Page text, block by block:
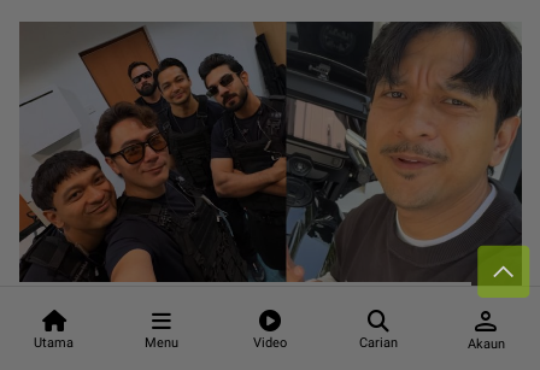
Utama Menu Video Carian
person
Akaun
MSTAR | HIBURAN
Shukri Yahaya tiada respons, foto